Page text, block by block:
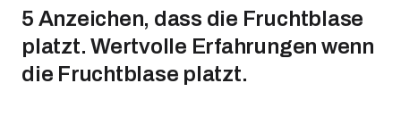
5 Anzeichen, dass die Fruchtblase
platzt. Wertvolle Erfahrungen wenn
die Fruchtblase platzt.